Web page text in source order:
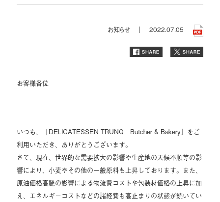
お知らせ ｜ 2022.07.05
お客様各位
いつも、「DELICATESSEN TRUNQ Butcher & Bakery」をご
利用いただき、ありがとうございます。
さて、現在、世界的な需要拡大の影響や生産地の天候不順等の影
響により、小麦やその他の一般原料も上昇しております。また、
原油価格高騰の影響による物流費コストや包装材価格の上昇に加
え、エネルギーコストなどの諸経費も高止まりの状態が続いてい